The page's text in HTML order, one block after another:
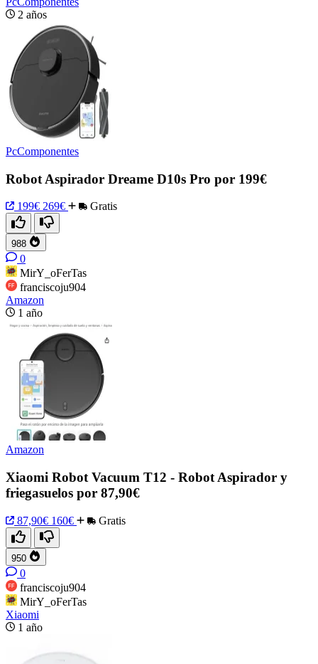
2 años
PcComponentes
Robot Aspirador Dreame D10s Pro por 199€
199€ 269€ Gratis
988
0
MirY_oFerTas
franciscoju904
Amazon
1 año
Amazon
Xiaomi Robot Vacuum T12 - Robot Aspirador y
friegasuelos por 87,90€
87,90€ 160€ Gratis
950
0
franciscoju904
MirY_oFerTas
Xiaomi
1 año